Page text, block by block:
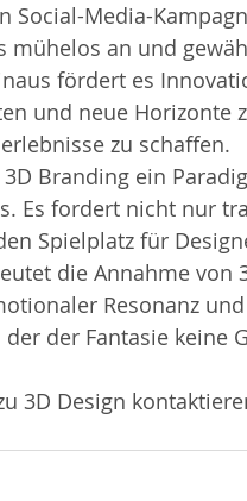
Social-Media-
mühelos an und
fördert es
und neue Horizonte
zu schaffen.
Branding ein
Es fordert nicht nur
Spielplatz für
die Annahme von
Resonanz
der Fantasie keine
3D Design